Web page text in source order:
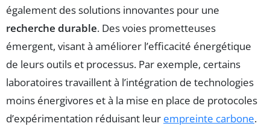
également des solutions innovantes pour une
recherche durable. Des voies prometteuses
émergent, visant à améliorer l’efficacité énergétique
de leurs outils et processus. Par exemple, certains
laboratoires travaillent à l’intégration de technologies
moins énergivores et à la mise en place de protocoles
d’expérimentation réduisant leur empreinte carbone.